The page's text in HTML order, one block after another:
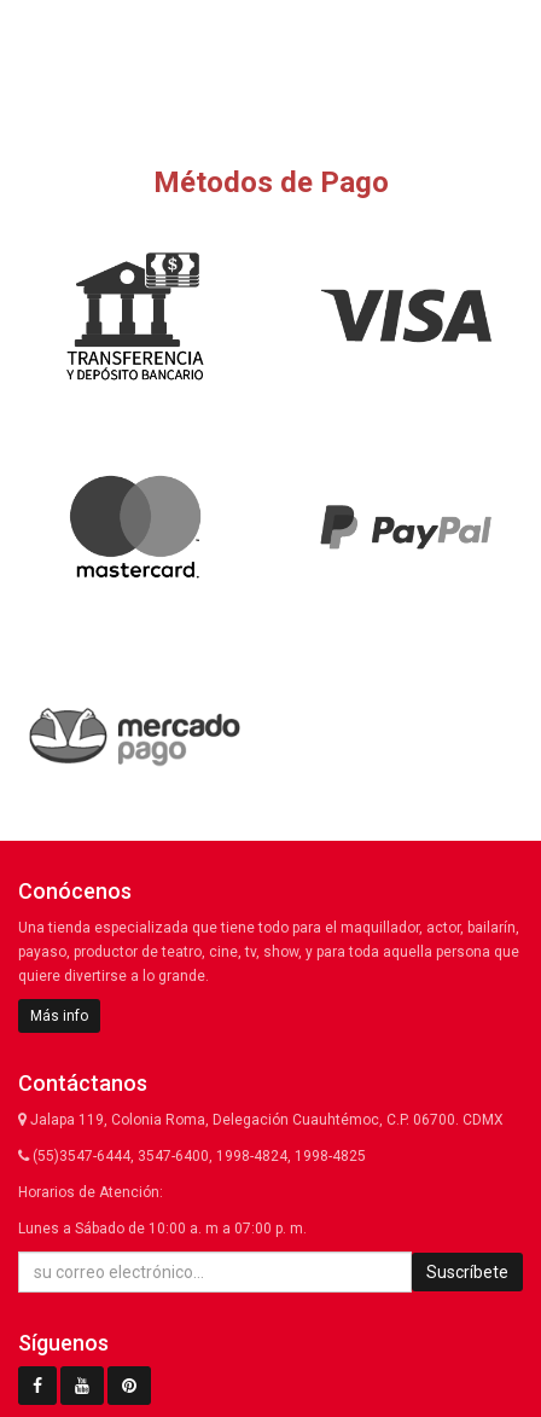
Métodos de Pago
Conócenos
Una tienda especializada que tiene todo para el maquillador, actor, bailarín,
payaso, productor de teatro, cine, tv, show, y para toda aquella persona que
quiere divertirse a lo grande.
Más info
Contáctanos
Jalapa 119, Colonia Roma, Delegación Cuauhtémoc, C.P. 06700. CDMX
(55)3547-6444, 3547-6400, 1998-4824, 1998-4825
Horarios de Atención:
Lunes a Sábado de 10:00 a. m a 07:00 p. m.
Suscríbete
Síguenos